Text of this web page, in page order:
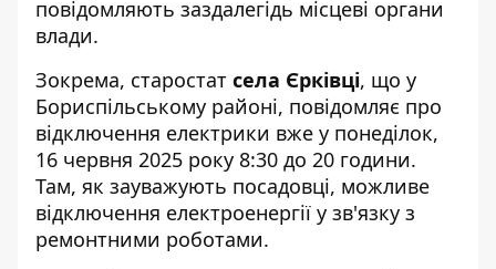
повідомляють заздалегідь місцеві органи
влади.
Зокрема, старостат села Єрківці, що у
Бориспільському районі, повідомляє про
відключення електрики вже у понеділок,
16 червня 2025 року 8:30 до 20 години.
Там, як зауважують посадовці, можливе
відключення електроенергії у зв'язку з
ремонтними роботами.